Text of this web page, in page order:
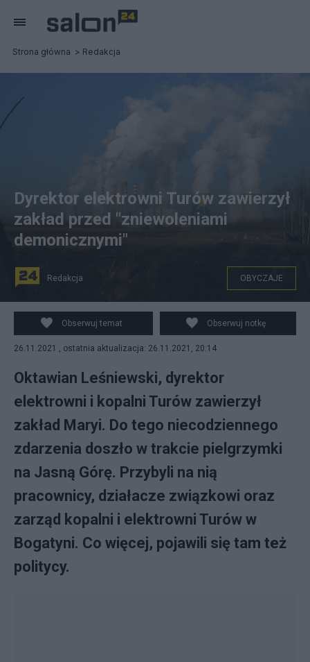
Strona główna Redakcja
Autorstwa Werni1 - Praca własna, CC BY-SA 4.0,
https://commons.wikimedia.org/w/index.php?
curid=66031224
Dyrektor elektrowni Turów zawierzył
zakład przed "zniewoleniami
demonicznymi"
Redakcja OBYCZAJE
Obserwuj temat Obserwuj notkę
26.11.2021 , ostatnia aktualizacja: 26.11.2021, 20:14
Oktawian Leśniewski, dyrektor
elektrowni i kopalni Turów zawierzył
zakład Maryi. Do tego niecodziennego
zdarzenia doszło w trakcie pielgrzymki
na Jasną Górę. Przybyli na nią
pracownicy, działacze związkowi oraz
zarząd kopalni i elektrowni Turów w
Bogatyni. Co więcej, pojawili się tam też
politycy.